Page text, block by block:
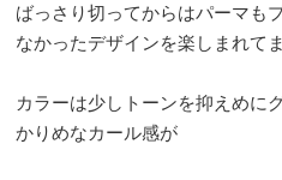
ばっさり切ってからはパーマも
なかったデザインを楽しまれて
カラーは少しトーンを抑えめに
かりめなカール感が